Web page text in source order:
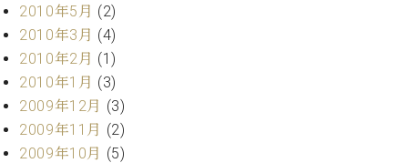
Musikgasse（音
楽の小道）
2010年5月 (2)
2010年3月 (4)
2010年2月 (1)
2010年1月 (3)
2009年12月 (3)
2009年11月 (2)
2009年10月 (5)